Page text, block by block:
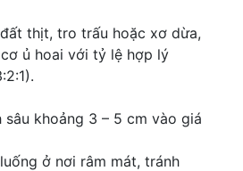
thịt, tro trấu hoặc xơ dừa,
ủ hoai với tỷ lệ hợp lý
sâu khoảng 3 – 5 cm vào giá
ở nơi râm mát, tránh